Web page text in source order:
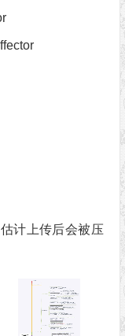
计上传后会被压